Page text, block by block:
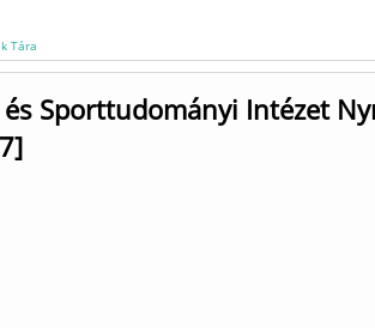
Tára
Sporttudományi Intézet